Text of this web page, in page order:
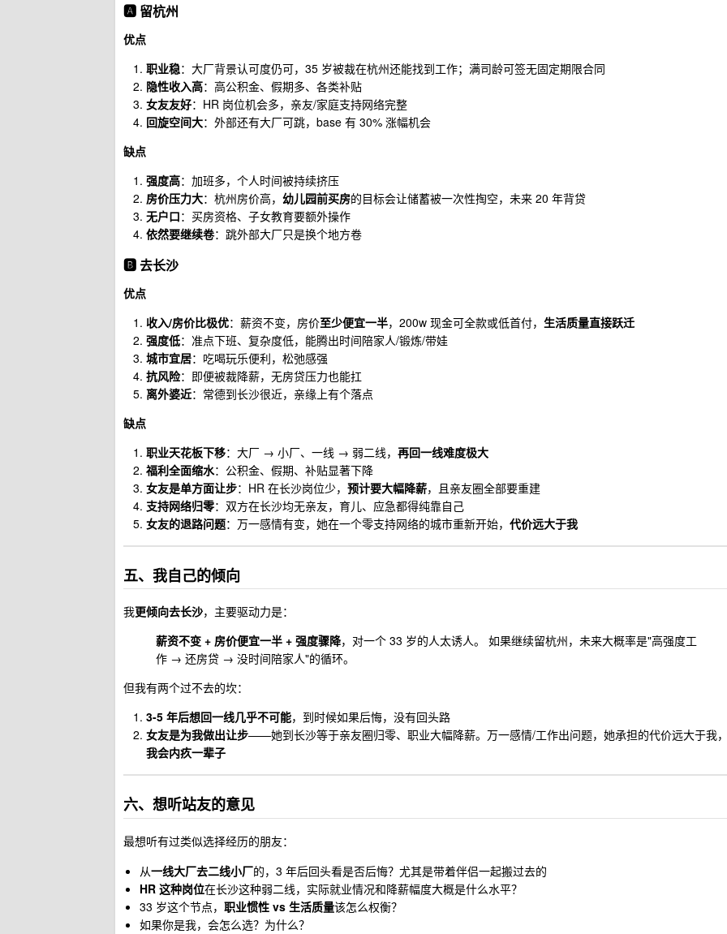
🅰️ 留杭州
优点
职业稳：大厂背景认可度仍可，35 岁被裁在杭州还能找到工作；满司龄可签无固定期限合同
隐性收入高：高公积金、假期多、各类补贴
女友友好：HR 岗位机会多，亲友/家庭支持网络完整
回旋空间大：外部还有大厂可跳，base 有 30% 涨幅机会
缺点
强度高：加班多，个人时间被持续挤压
房价压力大：杭州房价高， 幼儿园前买房的目标会让储蓄被一次性掏空，未来 20 年背贷
无户口：买房资格、子女教育要额外操作
依然要继续卷：跳外部大厂只是换个地方卷
🅱️ 去长沙
优点
收入/房价比极优：薪资不变，房价至少便宜一半，200w 现金可全款或低首付， 生活质量直接跃迁
强度低：准点下班、复杂度低，能腾出时间陪家人/锻炼/带娃
城市宜居：吃喝玩乐便利，松弛感强
抗风险：即便被裁降薪，无房贷压力也能扛
离外婆近：常德到长沙很近，亲缘上有个落点
缺点
职业天花板下移：大厂 → 小厂、一线 → 弱二线， 再回一线难度极大
福利全面缩水：公积金、假期、补贴显著下降
女友是单方面让步：HR 在长沙岗位少， 预计要大幅降薪，且亲友圈全部要重建
支持网络归零：双方在长沙均无亲友，育儿、应急都得纯靠自己
女友的退路问题：万一感情有变，她在一个零支持网络的城市重新开始， 代价远大于我
五、我自己的倾向
我更倾向去长沙，主要驱动力是：
薪资不变 + 房价便宜一半 + 强度骤降，对一个 33 岁的人太诱人。 如果继续留杭州，未来大概率是"高强度工
作 → 还房贷 → 没时间陪家人"的循环。
但我有两个过不去的坎：
3-5 年后想回一线几乎不可能，到时候如果后悔，没有回头路
女友是为我做出让步——她到长沙等于亲友圈归零、职业大幅降薪。万一感情/工作出问题，她承担的代价远大于我
我会内疚一辈子
六、想听站友的意见
最想听有过类似选择经历的朋友：
从一线大厂去二线小厂的，3 年后回头看是否后悔？尤其是带着伴侣一起搬过去的
HR 这种岗位在长沙这种弱二线，实际就业情况和降薪幅度大概是什么水平？
33 岁这个节点， 职业惯性 vs 生活质量该怎么权衡？
如果你是我，会怎么选？为什么？